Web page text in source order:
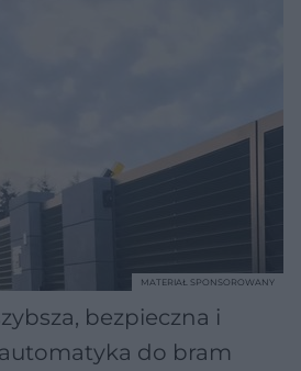
bezpieczna i
do bram
MATERIAŁ SPONSOROWANY